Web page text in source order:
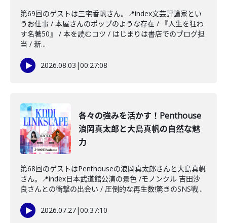
第69回のゲストは三宅香帆さん。📍index文芸評論家とい
うお仕事 / 本屋さんのポップのような存在 / 『人生を狂わ
す名著50』 / 本を読むコツ / はじまりは書店でのブログ担
当 / 新...
2026.08.03 |00:27:08
各々の強みを活かす！Penthouse
浪岡真太郎と大島真帆の自然な魅
力
第68回のゲストはPenthouseの浪岡真太郎さんと大島真帆
さん。📍index日本武道館公演の景色 /モノンクル 吉田沙
良さんとの衝撃の出会い / 圧倒的な再生数!驚きのSNS戦...
2026.07.27|00:37:10